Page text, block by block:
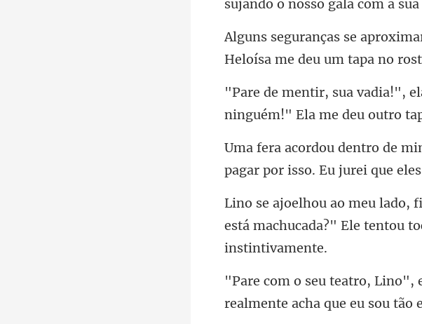
Heloísa me deu um t
ninguém!" Ela me deu
pag
está machucada?" Ele tentou
realmente acha que